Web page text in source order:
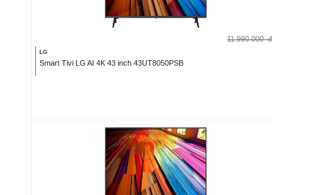
11.990.000 đ
LG
Smart Tivi LG AI 4K 43 inch 43UT8050PSB